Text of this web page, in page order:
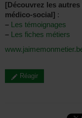
[Découvrez les
médico-social] :
– Les témoignages
– Les fiches métiers
Réagir